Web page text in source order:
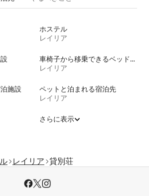
ホステル
レイリア
車椅子から移乗できるベッドがある宿泊施設
レイリア
施設
ペットと泊まれる宿泊先
レイリア
さらに表示
レイリア 貸別荘